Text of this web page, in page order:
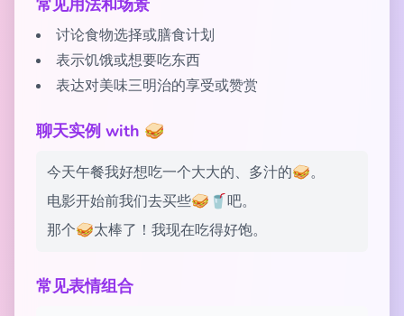
常见用法和场景
讨论食物选择或膳食计划
表示饥饿或想要吃东西
表达对美味三明治的享受或赞赏
聊天实例 with 🥪
今天午餐我好想吃一个大大的、多汁的🥪。
电影开始前我们去买些🥪🥤吧。
那个🥪太棒了！我现在吃得好饱。
常见表情组合